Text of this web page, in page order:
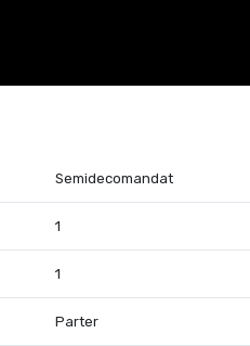
Semidecomandat
1
1
Parter